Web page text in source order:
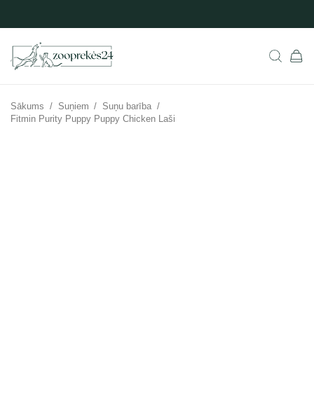
Sākums / Suņiem / Suņu barība /
Fitmin Purity Puppy Puppy Chicken Laši